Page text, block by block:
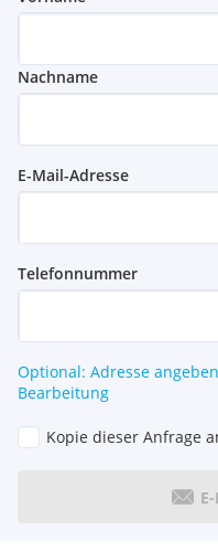
Nachname
E-Mail-Adresse
Telefonnummer
Optional: Adresse
Bearbeitung
Kopie dieser Anfrage